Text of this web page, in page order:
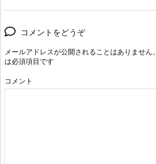
コメントをどうぞ
メールアドレスが公開されることはありません。
は必須項目です
コメント